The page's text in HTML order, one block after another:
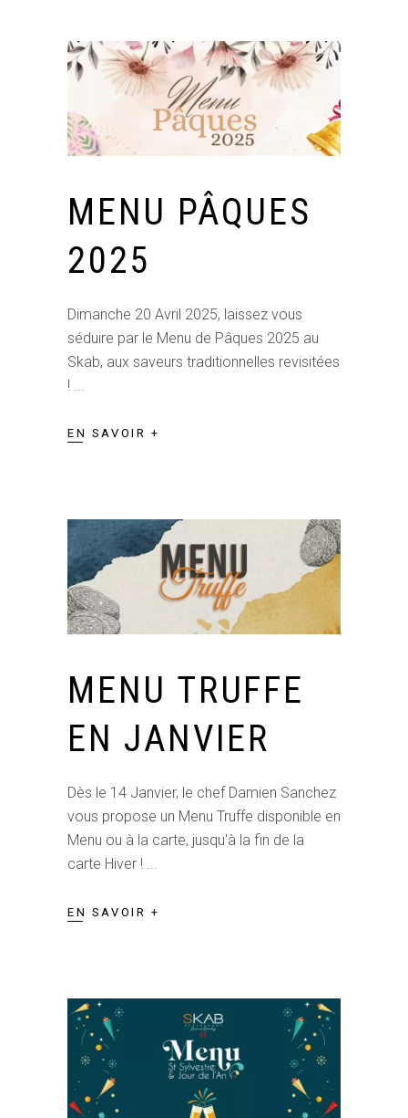
MENU PÂQUES
2025
Dimanche 20 Avril 2025, laissez vous
séduire par le Menu de Pâques 2025 au
Skab, aux saveurs traditionnelles revisitées
!
EN SAVOIR +
MENU TRUFFE
EN JANVIER
Dès le 14 Janvier, le chef Damien Sanchez
vous propose un Menu Truffe disponible en
Menu ou à la carte, jusqu'à la fin de la
carte Hiver !
EN SAVOIR +